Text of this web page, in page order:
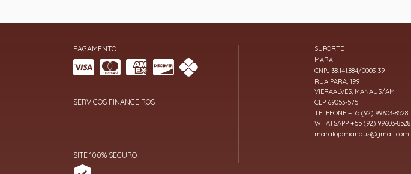
PAGAMENTO
SERVIÇOS FINANCEIROS
SITE 100% SEGURO
SUPORTE
MARA
CNPJ 38.141.884/0003-39
RUA PARA, 199
VIERAALVES, MANAUS/AM
CEP 69053-575
TELEFONE +55 (92) 99603-8528
WHATSAPP +55 (92) 99603-8528
maralojamanaus@gmail.com